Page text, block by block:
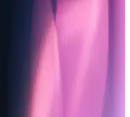
ihtiyaçlarına odaklanan
özellikle yaşlılar ve
sunuyor.
Yeni Modeller ve